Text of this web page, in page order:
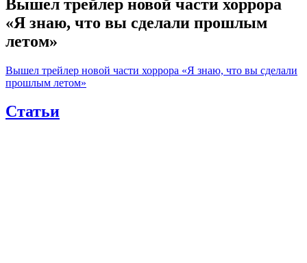
Вышел трейлер новой части хоррора
«Я знаю, что вы сделали прошлым
летом»
Вышел трейлер новой части хоррора «Я знаю, что вы сделали
прошлым летом»
Статьи